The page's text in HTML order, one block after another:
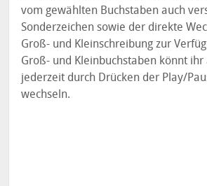
vom gewählten Buchstaben auch
Sonderzeichen sowie der direkte
Groß- und Kleinschreibung zur
Groß- und Kleinbuchstaben könnt ihr
jederzeit durch Drücken der Play/
wechseln.